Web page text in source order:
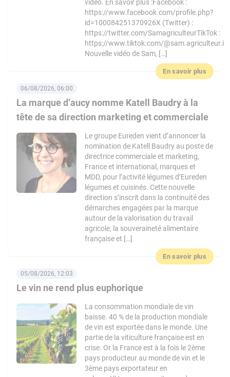
vidéo. En savoir plus :Facebook :
https://www.facebook.com/profile.php?
id=100084251370926X (Twitter) :
https://twitter.com/SamagriculteurTikTok :
https://www.tiktok.com/@sam.agriculteur.i
Nouvelle vidéo de Sam, […]
En savoir plus
La marque d’aucy nomme Katell Baudry à la
tête de sa direction marketing et commerciale
06/08/2026, 06:00
Le groupe Eureden vient d’annoncer la
nomination de Katell Baudry au poste de
directrice commerciale et marketing,
France et international, marques et
MDD, pour l’activité légumes d’Eureden
légumes et cuisinés. Cette nouvelle
direction s’inscrit dans la continuité des
démarches engagées par la marque
autour de la valorisation du travail
agricole, la souveraineté alimentaire
française et […]
En savoir plus
Le vin ne rend plus euphorique
05/08/2026, 12:03
La consommation mondiale de vin
baisse. 40 % de la production mondiale
de vin est exportée dans le monde. Une
partie de la viticulture française est en
crise. Or la France est à la fois le 2ème
pays producteur au monde de vin et le
3ème pays exportateur en